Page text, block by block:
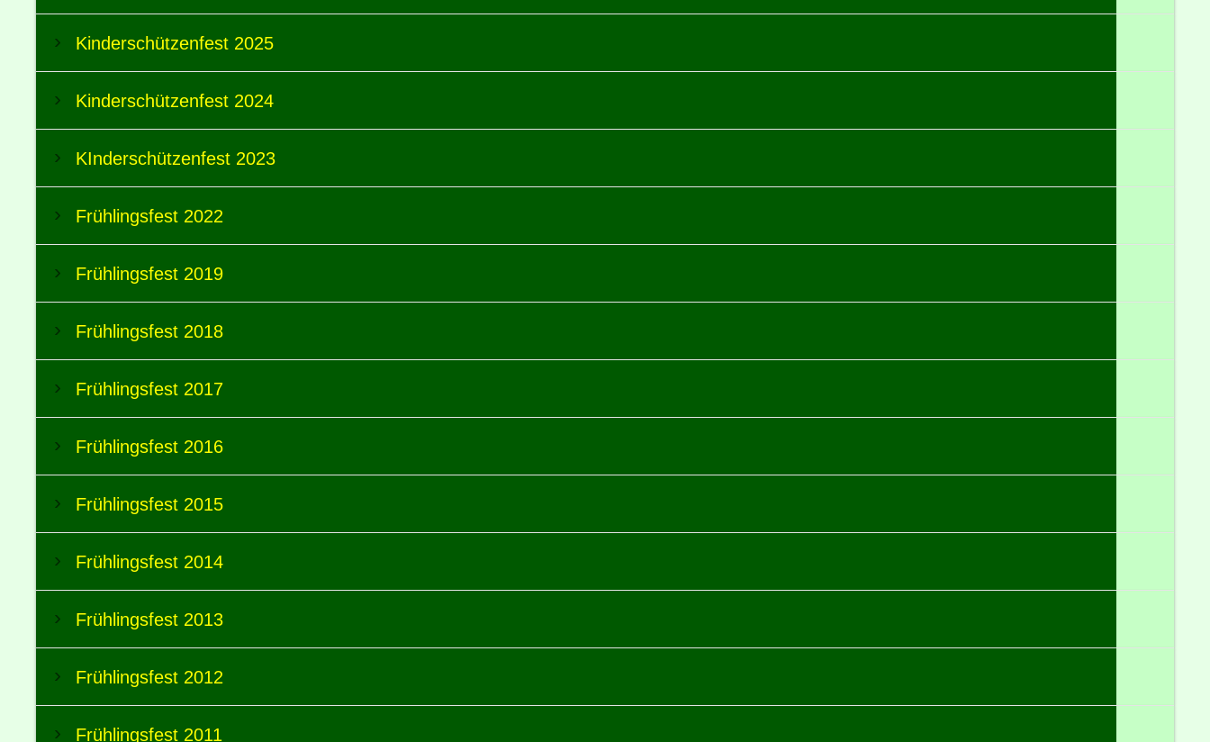
Kinderschützenfest 2025
Kinderschützenfest 2024
KInderschützenfest 2023
Frühlingsfest 2022
Frühlingsfest 2019
Frühlingsfest 2018
Frühlingsfest 2017
Frühlingsfest 2016
Frühlingsfest 2015
Frühlingsfest 2014
Frühlingsfest 2013
Frühlingsfest 2012
Frühlingsfest 2011